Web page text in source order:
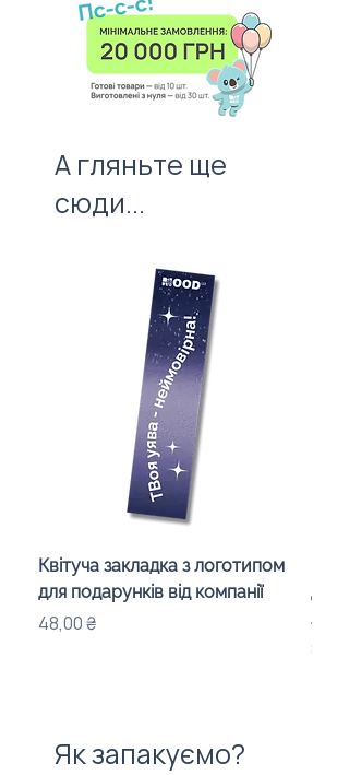
листівку — важливий атрибут
першого враження!
А гляньте ще
сюди...
Квітуча закладка з логотипом
для подарунків від компанії
Ціна
48,00 ₴
для
Ціна
Як запакуємо?